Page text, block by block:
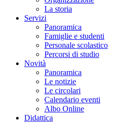
La storia
Servizi
Panoramica
Famiglie e studenti
Personale scolastico
Percorsi di studio
Novità
Panoramica
Le notizie
Le circolari
Calendario eventi
Albo Online
Didattica